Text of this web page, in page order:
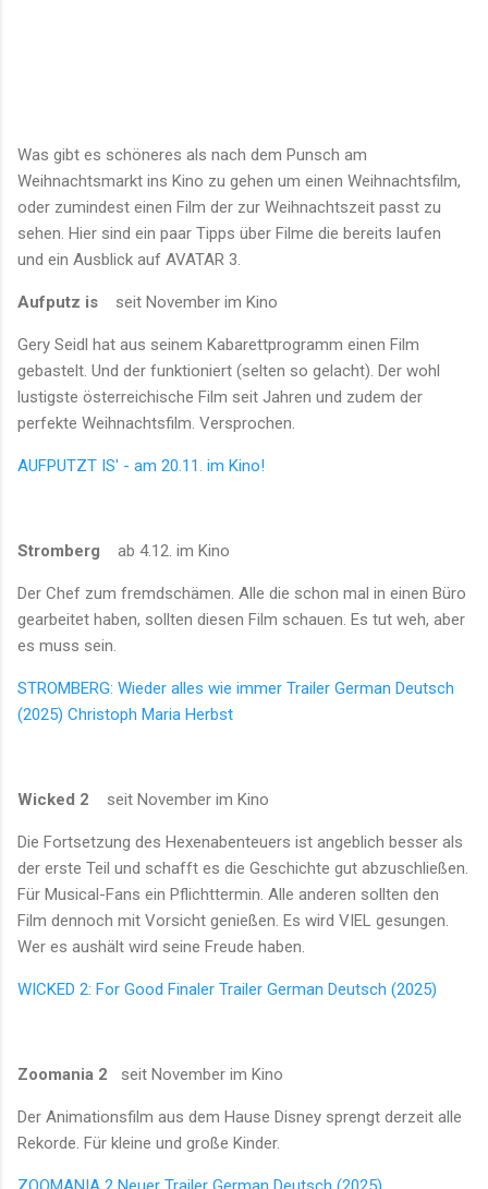
Was gibt es schöneres als nach dem Punsch am
Weihnachtsmarkt ins Kino zu gehen um einen Weihnachtsfilm,
oder zumindest einen Film der zur Weihnachtszeit passt zu
sehen. Hier sind ein paar Tipps über Filme die bereits laufen
und ein Ausblick auf AVATAR 3.
Aufputz is seit November im Kino
Gery Seidl hat aus seinem Kabarettprogramm einen Film
gebastelt. Und der funktioniert (selten so gelacht). Der wohl
lustigste österreichische Film seit Jahren und zudem der
perfekte Weihnachtsfilm. Versprochen.
AUFPUTZT IS' - am 20.11. im Kino!
Stromberg ab 4.12. im Kino
Der Chef zum fremdschämen. Alle die schon mal in einen Büro
gearbeitet haben, sollten diesen Film schauen. Es tut weh, aber
es muss sein.
STROMBERG: Wieder alles wie immer Trailer German Deutsch
(2025) Christoph Maria Herbst
Wicked 2 seit November im Kino
Die Fortsetzung des Hexenabenteuers ist angeblich besser als
der erste Teil und schafft es die Geschichte gut abzuschließen.
Für Musical-Fans ein Pflichttermin. Alle anderen sollten den
Film dennoch mit Vorsicht genießen. Es wird VIEL gesungen.
Wer es aushält wird seine Freude haben.
WICKED 2: For Good Finaler Trailer German Deutsch (2025)
Zoomania 2 seit November im Kino
Der Animationsfilm aus dem Hause Disney sprengt derzeit alle
Rekorde. Für kleine und große Kinder.